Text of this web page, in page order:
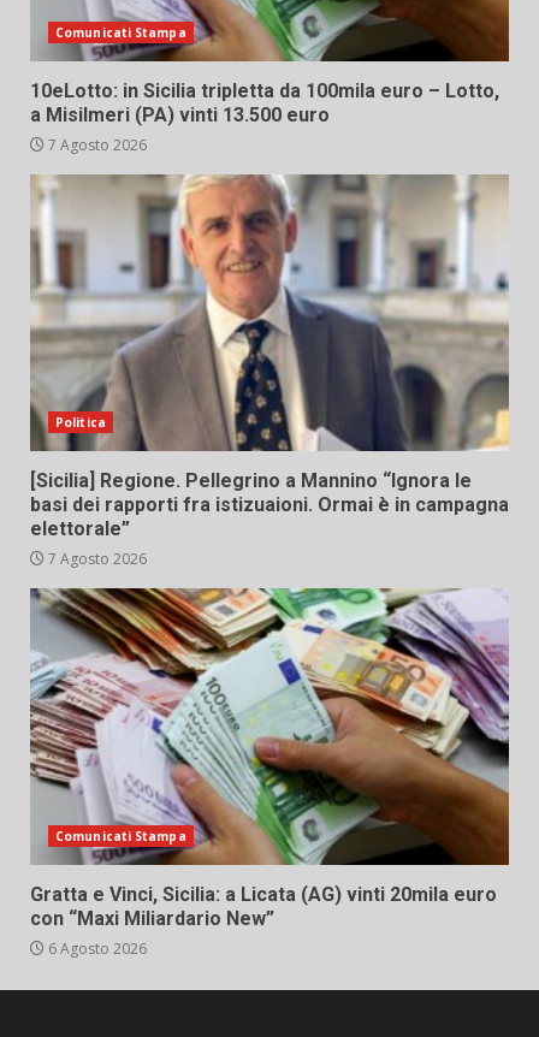
Comunicati Stampa
10eLotto: in Sicilia tripletta da 100mila euro – Lotto,
a Misilmeri (PA) vinti 13.500 euro
7 Agosto 2026
Politica
[Sicilia] Regione. Pellegrino a Mannino “Ignora le
basi dei rapporti fra istizuaioni. Ormai è in campagna
elettorale”
7 Agosto 2026
Comunicati Stampa
Gratta e Vinci, Sicilia: a Licata (AG) vinti 20mila euro
con “Maxi Miliardario New”
6 Agosto 2026